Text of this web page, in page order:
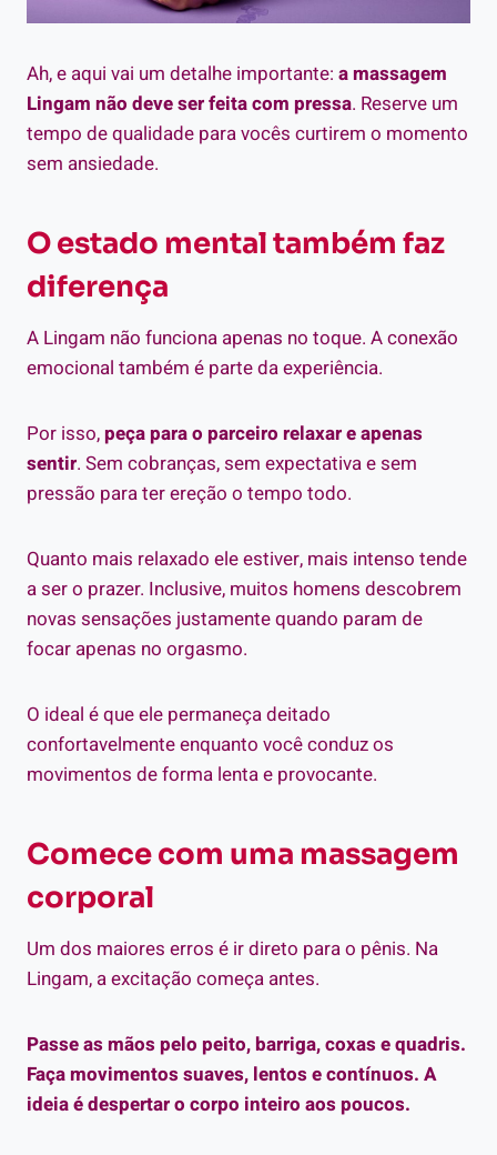
Ah, e aqui vai um detalhe importante: a massagem
Lingam não deve ser feita com pressa. Reserve um
tempo de qualidade para vocês curtirem o momento
sem ansiedade.
O estado mental também faz
diferença
A Lingam não funciona apenas no toque. A conexão
emocional também é parte da experiência.
Por isso,peça para o parceiro relaxar e apenas
sentir. Sem cobranças, sem expectativa e sem
pressão para ter ereção o tempo todo.
Quanto mais relaxado ele estiver, mais intenso tende
a ser o prazer. Inclusive, muitos homens descobrem
novas sensações justamente quando param de
focar apenas no orgasmo.
O ideal é que ele permaneça deitado
confortavelmente enquanto você conduz os
movimentos de forma lenta e provocante.
Comece com uma massagem
corporal
Um dos maiores erros é ir direto para o pênis. Na
Lingam, a excitação começa antes.
Passe as mãos pelo peito, barriga, coxas e quadris.
Faça movimentos suaves, lentos e contínuos. A
ideia é despertar o corpo inteiro aos poucos.